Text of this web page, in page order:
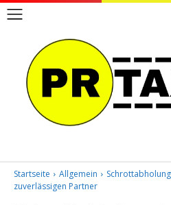
Startseite Allgemein
zuverlässigen Partner